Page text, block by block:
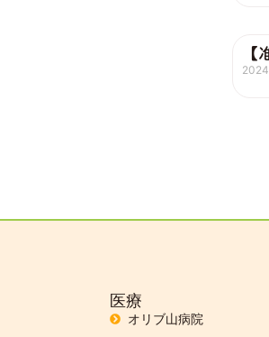
【
医療
オリブ山病院